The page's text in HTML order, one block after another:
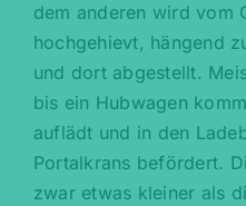
dem anderen wird vom
hochgehievt, hängend
und dort abgestellt.
bis ein Hubwagen
auflädt und in den
Portalkrans befördert.
zwar etwas kleiner als